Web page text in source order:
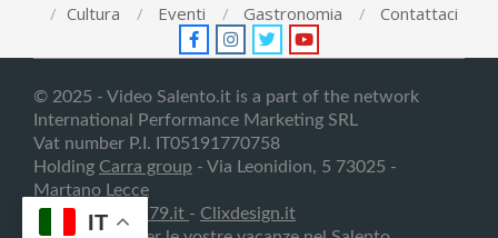
Cultura
Eventi Gastronomia Contattaci
© 2025 - Video Salento.it is a part of the network
International Performance Marketing SRL
Vat number P.I. IT05191770758
Holding Carra group - Via Leonidion, 5 73025 -
Martano Lecce
Creativedesign79.it - Clixdesign.it
IT